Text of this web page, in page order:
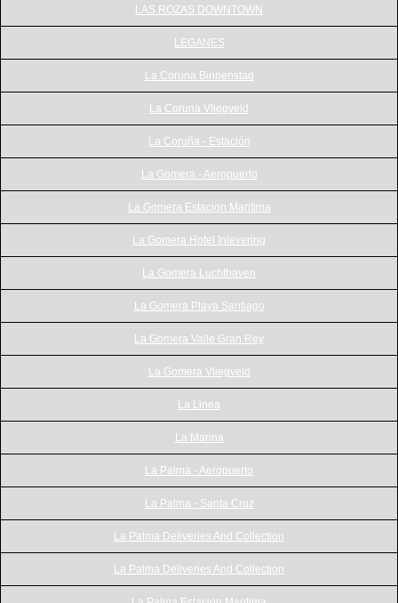
LAS ROZAS DOWNTOWN
LEGANES
La Coruna Binnenstad
La Coruna Vliegveld
La Coruña - Estación
La Gomera - Aeropuerto
La Gomera Estacion Maritima
La Gomera Hotel Inlevering
La Gomera Luchthaven
La Gomera Playa Santiago
La Gomera Valle Gran Rey
La Gomera Vliegveld
La Linea
La Marina
La Palma - Aeropuerto
La Palma - Santa Cruz
La Palma Deliveries And Collection
La Palma Deliveries And Collection